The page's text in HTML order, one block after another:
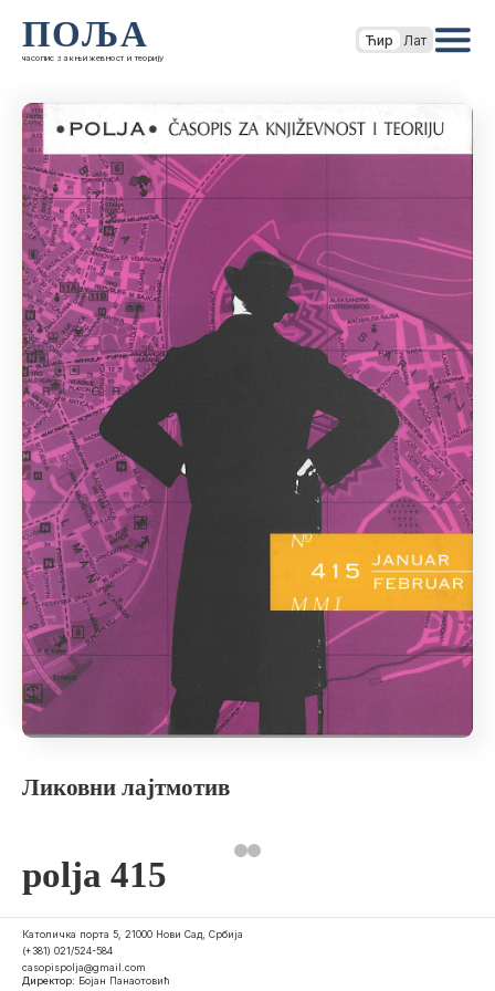
ПОЉА
часопис за књижевност и теорију
Ћир Лат
Ликовни лајтмотив
polja 415
Католичка порта 5, 21000 Нови Сад, Србија
(+381) 021/524-584
casopispolja@gmail.com
Директор: Бојан Панаотовић